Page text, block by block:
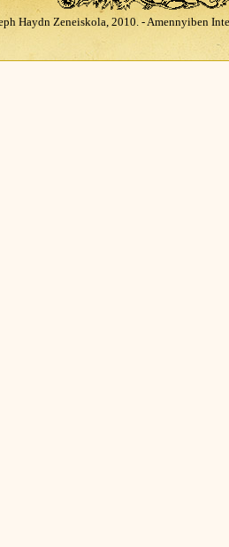
Haydn Zeneiskola, 2010. - Amennyiben